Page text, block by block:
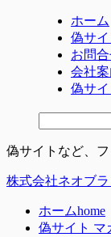
ホーム
偽サ
お問
会社
偽サ
偽サイトなど、
株式会社ネオブラ
ホームhome
偽サイト マ